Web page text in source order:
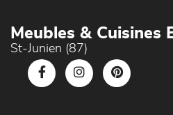
Meubles & Cuisines
St-Junien (87)